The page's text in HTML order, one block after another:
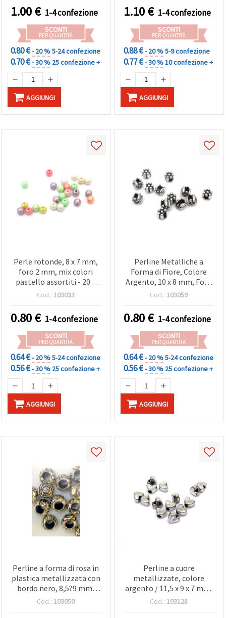
1.00€ 1-4 confezione
SCONTI
PER QUANTITÀ
0.80 €- 20 %5-24 confezione
0.70 €- 30 % 25 confezione +
AGGIUNGI
1.10€ 1-4 confezione
SCONTI
PER QUANTITÀ
0.88 €- 20 %5-9 confezione
0.77 €- 30 %10 confezione +
AGGIUNGI
Perle rotonde, 8 x 7 mm,
foro 2 mm, mix colori
pastello assortiti - 20 g
(±80 pz)
Cod.: 103033
0.80€ 1-4 confezione
SCONTI
PER QUANTITÀ
0.64 €- 20 %5-24 confezione
0.56 €- 30 % 25 confezione +
AGGIUNGI
Perline Metalliche a
Forma di Fiore, Colore
Argento, 10 x 8 mm, Foro
5 mm - Confezione da 20
Creativi e Progetti di
Artigianato Eleganti
Cod.: 103059
0.80€ 1-4 confezione
SCONTI
PER QUANTITÀ
0.64 €- 20 %5-24 confezione
0.56 €- 30 % 25 confezione +
AGGIUNGI
Perline a forma di rosa in
plastica metallizzata con
bordo nero, 8,5?9 mm,
foro 2 mm, colore
Cod.: 103050
Perline a cuore
metallizzate, colore
argento / 11,5 x 9 x 7 mm,
foro: 3,5 mm / 50 g (~117
Cod.: 103128